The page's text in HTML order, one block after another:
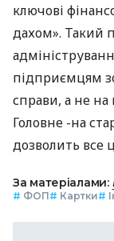
ключові
дахом». Такий
підприємцям
справи, а не
Головне -на
дозволить все
За матеріалами:
# ФОП# Картки#